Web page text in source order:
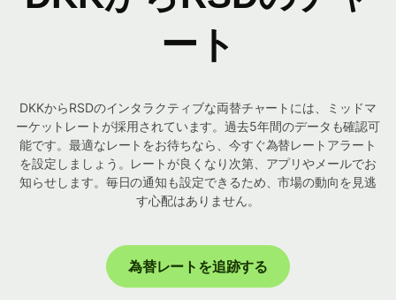
ート
DKKからRSDのインタラクティブな両替チャートには、ミッドマ
ーケットレートが採用されています。過去5年間のデータも確認可
能です。最適なレートをお待ちなら、今すぐ為替レートアラート
を設定しましょう。レートが良くなり次第、アプリやメールでお
知らせします。毎日の通知も設定できるため、市場の動向を見逃
す心配はありません。
為替レートを追跡する